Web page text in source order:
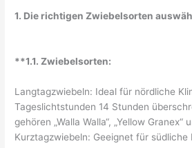
1. Die richtigen Zwiebelsorten
**1.1. Zwiebelsorten:
Langtagzwiebeln: Ideal für nördliche
Tageslichtstunden 14 Stunden
gehören „Walla Walla“, „Yellow Granex“
Kurztagzwiebeln: Geeignet für südliche